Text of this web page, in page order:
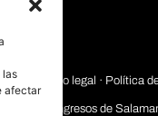
las
afectar
Aviso legal · Política
de Congresos de